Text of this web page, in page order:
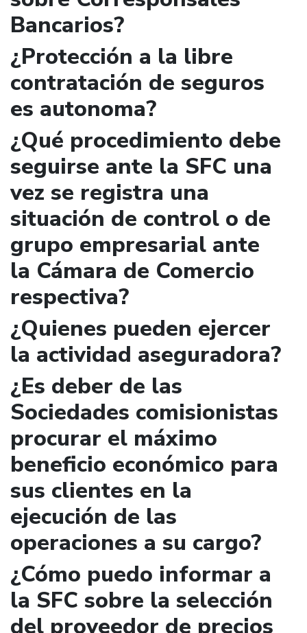
Bancarios?
¿Protección a la libre
contratación de seguros
es autonoma?
¿Qué procedimiento debe
seguirse ante la SFC una
vez se registra una
situación de control o de
grupo empresarial ante
la Cámara de Comercio
respectiva?
¿Quienes pueden ejercer
la actividad aseguradora?
¿Es deber de las
Sociedades comisionistas
procurar el máximo
beneficio económico para
sus clientes en la
ejecución de las
operaciones a su cargo?
¿Cómo puedo informar a
la SFC sobre la selección
del proveedor de precios